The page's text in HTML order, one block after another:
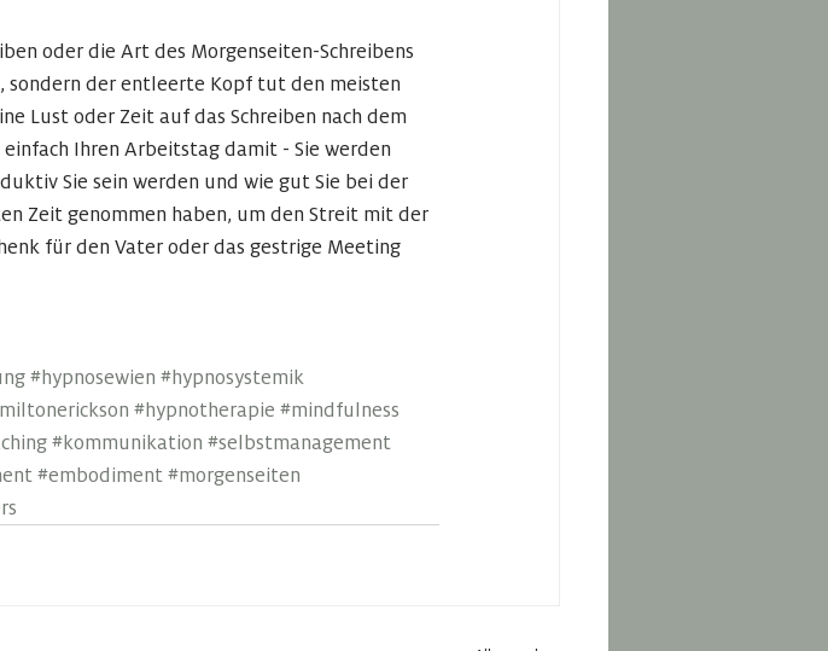
oder die Art des Morgenseiten-Schreibens
der entleerte Kopf tut den meisten
Lust oder Zeit auf das Schreiben nach dem
Ihren Arbeitstag damit - Sie werden
Sie sein werden und wie gut Sie bei der
Zeit genommen haben, um den Streit mit der
für den Vater oder das gestrige Meeting
#hypnosewien #hypnosystemik
#hypnotherapie #mindfulness
#kommunikation #selbstmanagement
#embodiment#morgenseiten